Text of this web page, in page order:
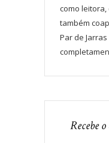
como
também
Par de
Recebe